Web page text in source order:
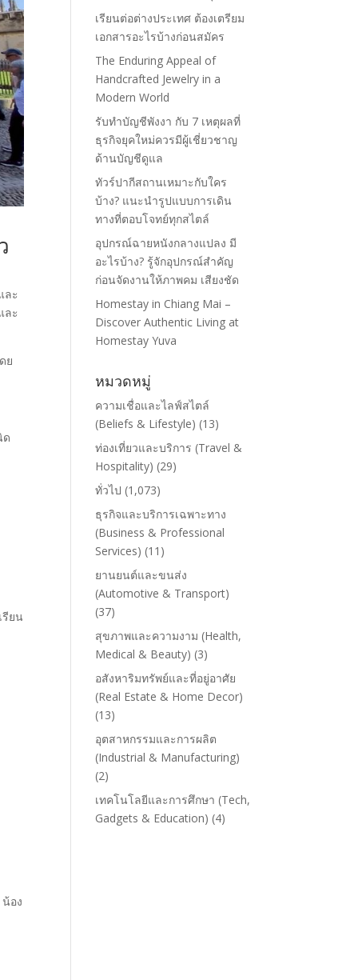
ละ
ละ
ย
ด
ยน
อง
เรียนต่อต่างประเทศ ต้องเตรียม
เอกสารอะไรบ้างก่อนสมัคร
The Enduring Appeal of
Handcrafted Jewelry in a
Modern World
รับทำบัญชีพังงา กับ 7 เหตุผลที่
ธุรกิจยุคใหม่ควรมีผู้เชี่ยวชาญ
ด้านบัญชีดูแล
ทัวร์ปากีสถานเหมาะกับใคร
บ้าง? แนะนำรูปแบบการเดิน
ทางที่ตอบโจทย์ทุกสไตล์
อุปกรณ์ฉายหนังกลางแปลง มี
อะไรบ้าง? รู้จักอุปกรณ์สำคัญ
ก่อนจัดงานให้ภาพคม เสียงชัด
Homestay in Chiang Mai –
Discover Authentic Living at
Homestay Yuva
หมวดหมู่
ความเชื่อและไลฟ์สไตล์
(Beliefs & Lifestyle) (13)
ท่องเที่ยวและบริการ (Travel &
Hospitality) (29)
ทั่วไป (1,073)
ธุรกิจและบริการเฉพาะทาง
(Business & Professional
Services) (11)
ยานยนต์และขนส่ง
(Automotive & Transport)
(37)
สุขภาพและความงาม (Health,
Medical & Beauty) (3)
อสังหาริมทรัพย์และที่อยู่อาศัย
(Real Estate & Home Decor)
(13)
อุตสาหกรรมและการผลิต
(Industrial & Manufacturing)
(2)
เทคโนโลยีและการศึกษา (Tech,
Gadgets & Education) (4)